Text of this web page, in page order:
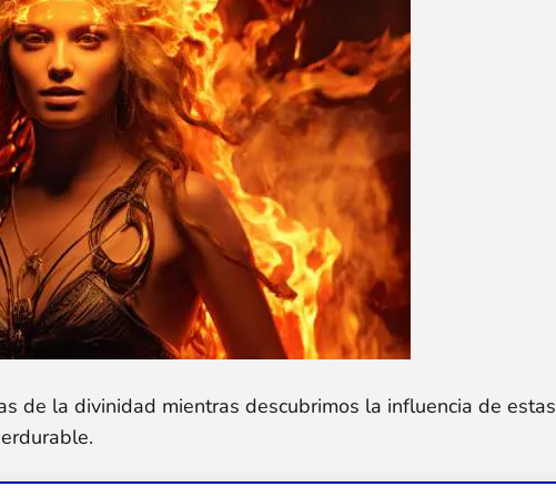
de la divinidad mientras descubrimos la influencia de estas